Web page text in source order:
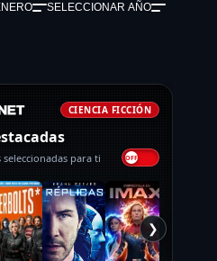
SELECCIONAR AÑO
CIENCIA FICCIÓN
seleccionadas para ti
❯